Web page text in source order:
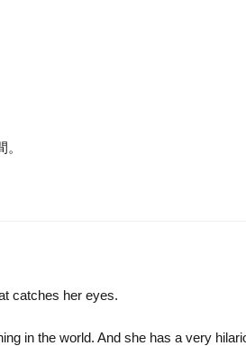
catches her eyes.
in the world. And she has a very